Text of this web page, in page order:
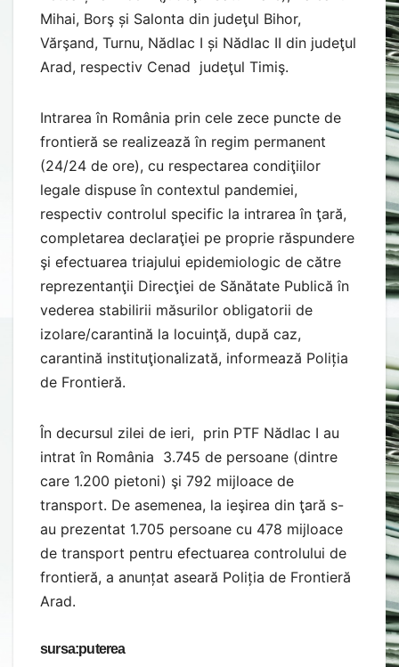
Mihai, Borş și Salonta din judeţul Bihor,
Vărşand, Turnu, Nădlac I și Nădlac II din judeţul
Arad, respectiv Cenad judeţul Timiş.
Intrarea în România prin cele zece puncte de
frontieră se realizează în regim permanent
(24/24 de ore), cu respectarea condiţiilor
legale dispuse în contextul pandemiei,
respectiv controlul specific la intrarea în ţară,
completarea declaraţiei pe proprie răspundere
şi efectuarea triajului epidemiologic de către
reprezentanţii Direcţiei de Sănătate Publică în
vederea stabilirii măsurilor obligatorii de
izolare/carantină la locuinţă, după caz,
carantină instituţionalizată, informează Poliția
de Frontieră.
În decursul zilei de ieri, prin PTF Nădlac I au
intrat în România 3.745 de persoane (dintre
care 1.200 pietoni) şi 792 mijloace de
transport. De asemenea, la ieşirea din ţară s-
au prezentat 1.705 persoane cu 478 mijloace
de transport pentru efectuarea controlului de
frontieră, a anunțat aseară Poliția de Frontieră
Arad.
sursa:puterea